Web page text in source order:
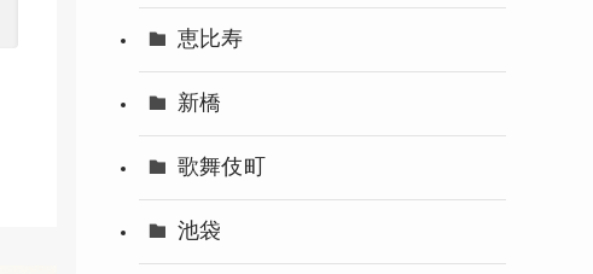
恵比寿
新橋
歌舞伎町
池袋